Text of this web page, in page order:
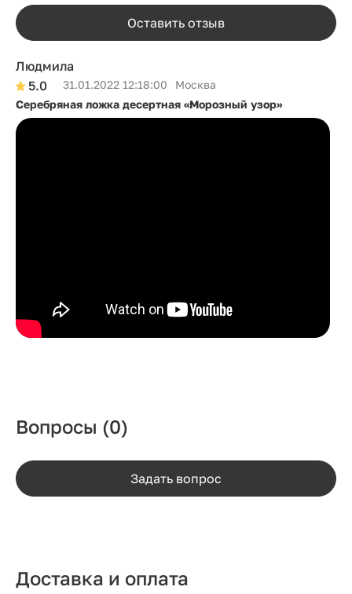
Оставить отзыв
Людмила
5.0
31.01.2022 12:18:00
Москва
Серебряная ложка десертная «Морозный узор»
Вопросы (0)
Задать вопрос
Доставка и оплата